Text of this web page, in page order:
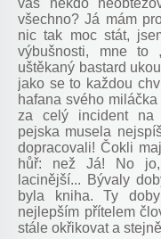
všechno? Já mám
nic tak moc stát,
výbušnosti, mne to
uštěkaný bastard
jako se to každou
hafana svého
za celý incident na
pejska musela
dopracovali! Čokli
hůř: než Já! No
lacinější... Bývaly
byla kniha. Ty
nejlepším přítelem
stále okřikovat a